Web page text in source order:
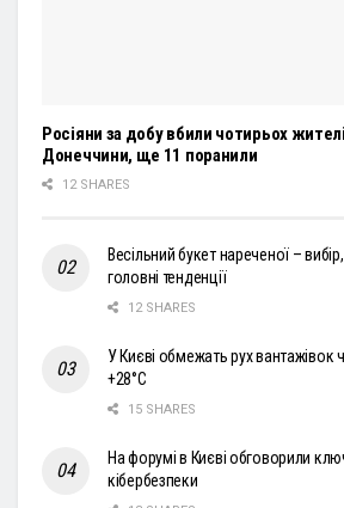
Росіяни за добу вбили чотирьох
Донеччини, ще 11 поранили
12 SHARES
Весільний букет нареченої –
головні тенденції
12 SHARES
У Києві обмежать рух вантажівок
+28°С
15 SHARES
На форумі в Києві обговорили
кібербезпеки